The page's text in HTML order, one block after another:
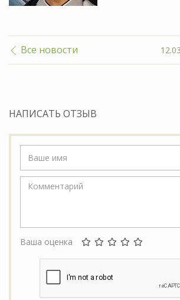
Все новости
НАПИСАТЬ ОТЗЫВ
Ваша оценка